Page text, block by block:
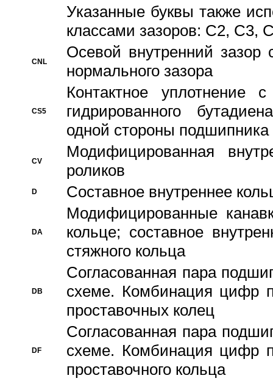
Указанные буквы также
классами зазоров: С2,
CNL
Осевой внутренний зазор
нормального зазора
CS5
Контактное уплотнение
гидрированного
одной стороны подшипника
CV
Модифицированная
роликов
D Составное внутреннее
DA
Модифицированные
кольце; составное
стяжного кольца
DB
Согласованная пара
схеме. Комбинация цифр
проставочных колец
DF
Согласованная пара
схеме. Комбинация цифр
проставочного кольца